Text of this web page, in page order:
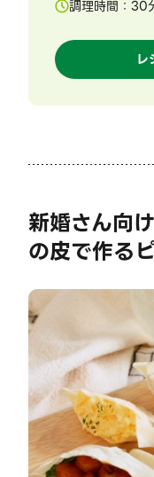
調理時間： 30
レ
新婚さん向
の皮で作る